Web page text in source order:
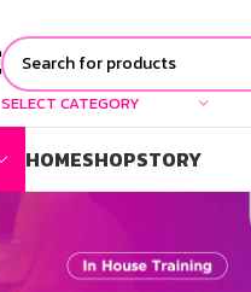
SELECT CATEGORY
HOMESHOPSTORY